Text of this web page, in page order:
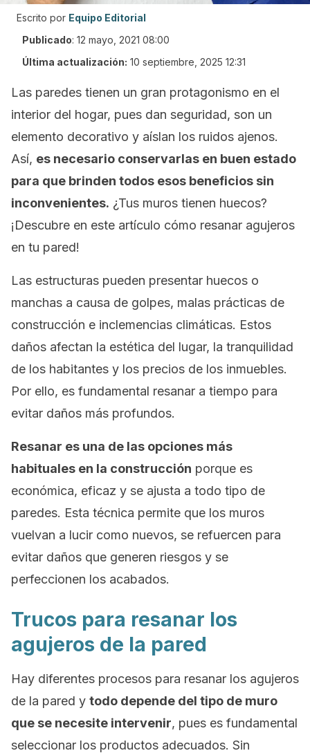
Escrito por Equipo Editorial
Publicado: 12 mayo, 2021 08:00
Última actualización: 10 septiembre, 2025 12:31
Las paredes tienen un gran protagonismo en el
interior del hogar, pues dan seguridad, son un
elemento decorativo y aíslan los ruidos ajenos.
Así, es necesario conservarlas en buen estado
para que brinden todos esos beneficios sin
inconvenientes. ¿Tus muros tienen huecos?
¡Descubre en este artículo cómo resanar agujeros
en tu pared!
Las estructuras pueden presentar huecos o
manchas a causa de golpes, malas prácticas de
construcción e inclemencias climáticas. Estos
daños afectan la estética del lugar, la tranquilidad
de los habitantes y los precios de los inmuebles.
Por ello, es fundamental resanar a tiempo para
evitar daños más profundos.
Resanar es una de las opciones más
habituales en la construcción porque es
económica, eficaz y se ajusta a todo tipo de
paredes. Esta técnica permite que los muros
vuelvan a lucir como nuevos, se refuercen para
evitar daños que generen riesgos y se
perfeccionen los acabados.
Trucos para resanar los
agujeros de la pared
Hay diferentes procesos para resanar los agujeros
de la pared y todo depende del tipo de muro
que se necesite intervenir, pues es fundamental
seleccionar los productos adecuados. Sin